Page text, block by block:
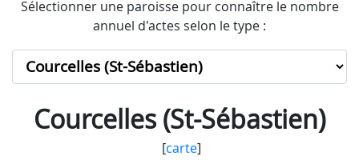
Sélectionner une paroisse pour connaître le nombre
annuel d'actes selon le type :
Courcelles (St-Sébastien)
[carte]